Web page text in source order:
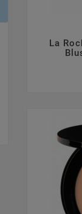
Principais
La